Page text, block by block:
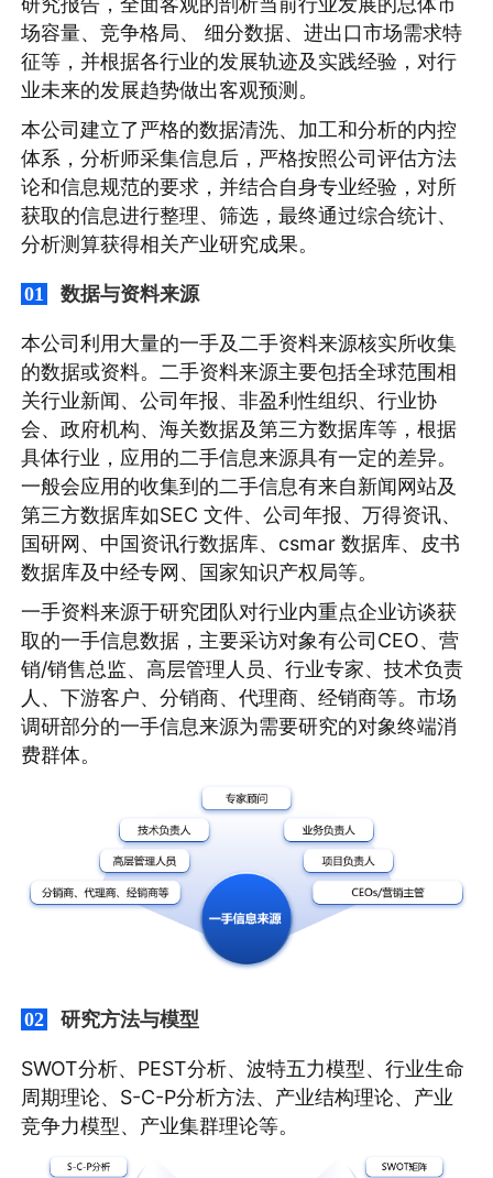
场容量、竞争格局、 细分数据、进出口市场需求特
征等，并根据各行业的发展轨迹及实践经验，对行
业未来的发展趋势做出客观预测。
本公司建立了严格的数据清洗、加工和分析的内控
体系，分析师采集信息后，严格按照公司评估方法
论和信息规范的要求，并结合自身专业经验，对所
获取的信息进行整理、筛选，最终通过综合统计、
分析测算获得相关产业研究成果。
01 数据与资料来源
本公司利用大量的一手及二手资料来源核实所收集
的数据或资料。二手资料来源主要包括全球范围相
关行业新闻、公司年报、非盈利性组织、行业协
会、政府机构、海关数据及第三方数据库等，根据
具体行业，应用的二手信息来源具有一定的差异。
一般会应用的收集到的二手信息有来自新闻网站及
第三方数据库如SEC 文件、公司年报、万得资讯、
国研网、中国资讯行数据库、csmar 数据库、皮书
数据库及中经专网、国家知识产权局等。
一手资料来源于研究团队对行业内重点企业访谈获
取的一手信息数据，主要采访对象有公司CEO、营
销/销售总监、高层管理人员、行业专家、技术负责
人、下游客户、分销商、代理商、经销商等。市场
调研部分的一手信息来源为需要研究的对象终端消
费群体。
02 研究方法与模型
SWOT分析、PEST分析、波特五力模型、行业生命
周期理论、S-C-P分析方法、产业结构理论、产业
竞争力模型、产业集群理论等。